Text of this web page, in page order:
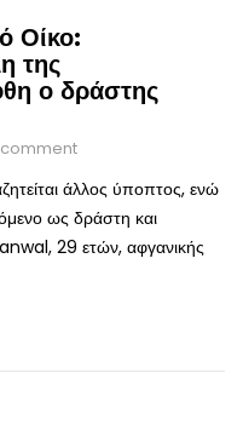
Οίκο:
της
ο δράστης
άλλος ύποπτος, ενώ
ως δράστη και
29 ετών, αφγανικής